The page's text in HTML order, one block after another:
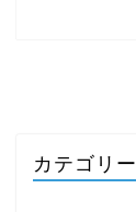
カテゴリー